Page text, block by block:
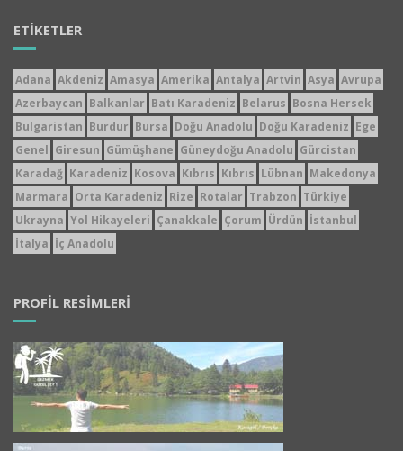
ETIKETLER
Adana Akdeniz Amasya Amerika Antalya Artvin Asya Avrupa
Azerbaycan Balkanlar Batı Karadeniz Belarus Bosna Hersek
Bulgaristan Burdur Bursa Doğu Anadolu Doğu Karadeniz Ege
Genel Giresun Gümüşhane Güneydoğu Anadolu Gürcistan
Karadağ Karadeniz Kosova Kıbrıs Kıbrıs Lübnan Makedonya
Marmara Orta Karadeniz Rize Rotalar Trabzon Türkiye
Ukrayna Yol Hikayeleri Çanakkale Çorum Ürdün İstanbul
İtalya İç Anadolu
PROFIL RESIMLERI